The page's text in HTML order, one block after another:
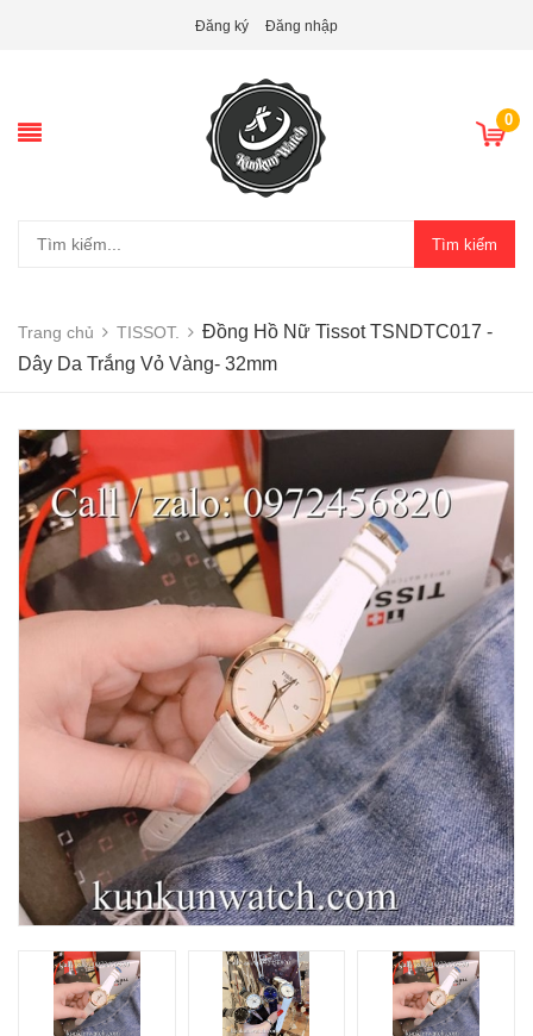
Đăng ký Đăng nhập
0
Tìm kiếm
Trang chủ TISSOT.
Đồng Hồ Nữ Tissot TSNDTC017 -
Dây Da Trắng Vỏ Vàng- 32mm